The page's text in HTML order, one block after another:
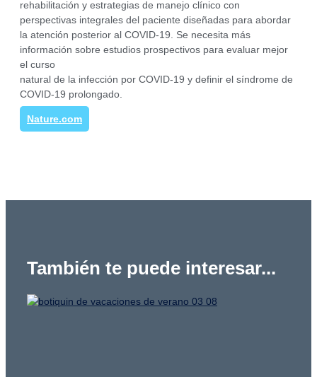
rehabilitación y estrategias de manejo clínico con
perspectivas integrales del paciente diseñadas para abordar
la atención posterior al COVID-19. Se necesita más
información sobre estudios prospectivos para evaluar mejor
el curso
natural de la infección por COVID-19 y definir el síndrome de
COVID-19 prolongado.
Nature.com
También te puede interesar...